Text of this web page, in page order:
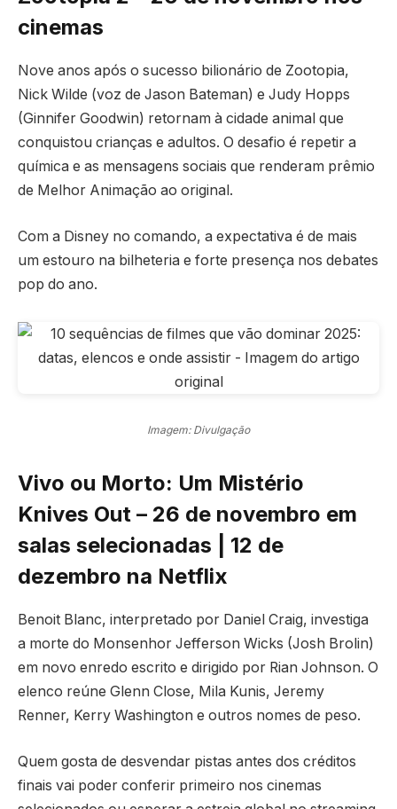
cinemas
Nove anos após o sucesso bilionário de Zootopia,
Nick Wilde (voz de Jason Bateman) e Judy Hopps
(Ginnifer Goodwin) retornam à cidade animal que
conquistou crianças e adultos. O desafio é repetir a
química e as mensagens sociais que renderam prêmio
de Melhor Animação ao original.
Com a Disney no comando, a expectativa é de mais
um estouro na bilheteria e forte presença nos debates
pop do ano.
Imagem: Divulgação
Vivo ou Morto: Um Mistério
Knives Out – 26 de novembro em
salas selecionadas | 12 de
dezembro na Netflix
Benoit Blanc, interpretado por Daniel Craig, investiga
a morte do Monsenhor Jefferson Wicks (Josh Brolin)
em novo enredo escrito e dirigido por Rian Johnson. O
elenco reúne Glenn Close, Mila Kunis, Jeremy
Renner, Kerry Washington e outros nomes de peso.
Quem gosta de desvendar pistas antes dos créditos
finais vai poder conferir primeiro nos cinemas